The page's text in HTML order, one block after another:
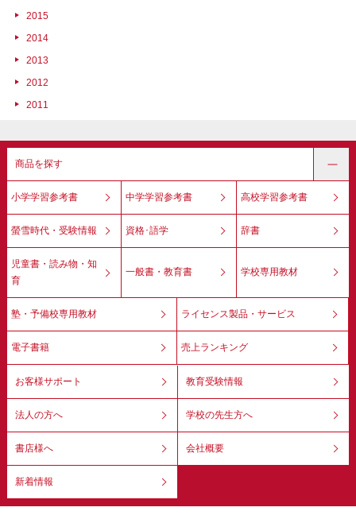
2015
2014
2013
2012
2011
商品を探す
小学学習参考書 中学学習参考書 高校学習参考書
螢雪時代・受験情報 資格･語学 辞書
児童書・読み物・知
育
一般書・教育書 学校専用教材
塾・予備校専用教材 ライセンス製品・サービス
電子書籍 売上ランキング
お客様サポート 教育受験情報
法人の方へ 学校の先生方へ
書店様へ 会社概要
新着情報